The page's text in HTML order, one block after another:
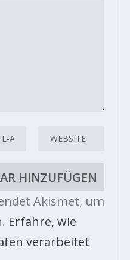
Akismet, um
Erfahre, wie
verarbeitet